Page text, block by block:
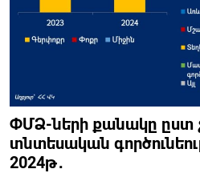
ՓՄՁ-ների քանակը ըստ
տնտեսական
2024թ․